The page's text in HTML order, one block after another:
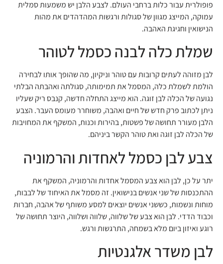
פופולרית עבור כלות ברחבי העולם. לצבע הלבן יש משמעות סמלית
עמוקה, המייצג מגוון של סגולות ורגשות המהדהדים את מהות
הנישואין וחגיגת האהבה.
שמלת כלה לבנה כסמל לטוהר
לבן מזוהה לעתים קרובות עם טוהר וניקיון, מה שהופך אותו לבחירה
הולמת לשמלת כלה, המסמל את תמימותה, סגולתה ואהבתה הבלתי
נגועה של הכלה לבן זוגה. הוא מייצג התחלה חדשה, קנבס ריק שעליו
ניתן לכתוב פרק ​​חדש של חיים ואהבה, משוחרר מעומס העבר. הצבע
הלבן מעורר תחושה של פשטות, בהירות וכנות, המשקף את המחויבות
של הכלה לבן זוגה ואת טוהר הקשר ביניהם.
צבע לבן כסמל לאחדות והרמוניה
יתר על כן, לבן הוא צבע המסמל אחדות והרמוניה, המשקף את
ההתכנסות של שני אנשים בנישואין. זה מסמל את האיחוד של לבבות,
מוחות ונשמות, כששני אנשים יוצאים למסע משותף של אהבה, חברות
וכבוד הדדי. לבן הוא צבע של שלווה, שלווה ושלווה, היוצר תחושה של
רוגע ואיזון ביום מלא בשמחה, התרגשות ורגש.
לבן משדר אלגנטיות